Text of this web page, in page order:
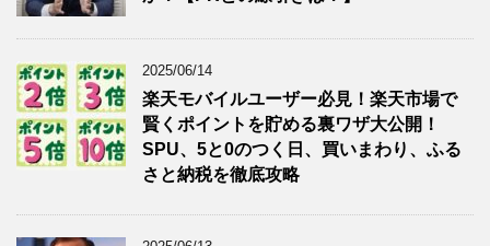
2025/06/14
楽天モバイルユーザー必見！楽天市場で
賢くポイントを貯める裏ワザ大公開！
SPU、5と0のつく日、買いまわり、ふる
さと納税を徹底攻略